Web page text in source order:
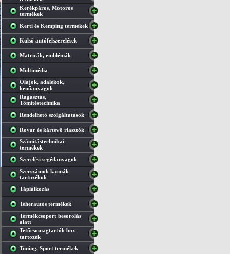
Kerékpáros, Motoros
termékek
Kerti és Kemping termékek
Külső autófelszerelések
Matricák, emblémák
Multimédia
Olajok, adalékok,
kenőanyagok
Ragasztás,
Tőmítéstechnika
Rendelhető szolgáltatások
Rovar és kártevő riasztók
Számítástechnikai
termékek
Szerelési segédanyagok
Szerszámok kannák
tartozékok
Táplálkozás
Teherautós termékek
Termékcsoport besorolás
alatt
Tetőcsomagtartók box
tartozék
Tuning, Sport termékek